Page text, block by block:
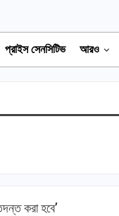
প্রাইস সেনসিটিভ আরও
করা হবে’